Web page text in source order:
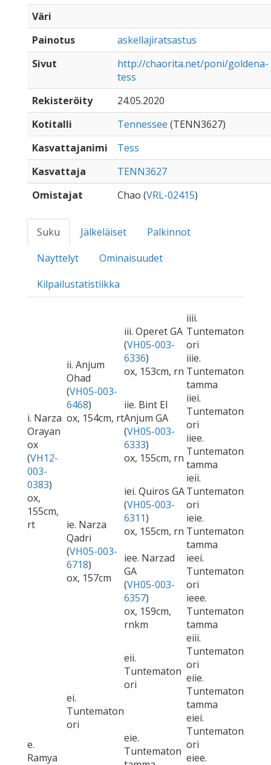
Väri
Painotus
askellajiratsastus
Sivut
http://chaorita.net/poni/goldena-
tess
Rekisteröity
24.05.2020
Kotitalli
Tennessee (TENN3627)
Kasvattajanimi
Tess
Kasvattaja
TENN3627
Omistajat
Chao (VRL-02415)
Suku Jälkeläiset
Palkinnot
Näyttelyt
Ominaisuudet
Kilpailustatistiikka
i. Narza
Orayan
ox
(VH12-
003-
0383)
ox,
155cm,
rt
ii. Anjum
Ohad
(VH05-003-
6468)
ox, 154cm, rt
iii. Operet GA
(VH05-003-
6336)
ox, 153cm, rn
iiii.
Tuntematon
ori
iiie.
Tuntematon
tamma
iie. Bint El
Anjum GA
(VH05-003-
6333)
ox, 155cm, rn
iiei.
Tuntematon
ori
iiee.
Tuntematon
tamma
ie. Narza
Qadri
(VH05-003-
6718)
ox, 157cm
iei. Quiros GA
(VH05-003-
6311)
ox, 155cm, rn
ieii.
Tuntematon
ori
ieie.
Tuntematon
tamma
iee. Narzad
GA
(VH05-003-
6357)
ox, 159cm,
rnkm
ieei.
Tuntematon
ori
ieee.
Tuntematon
tamma
e.
Ramya
ei.
Tuntematon
ori
eii.
Tuntematon
ori
eiii.
Tuntematon
ori
eiie.
Tuntematon
tamma
eie.
Tuntematon
eiei.
Tuntematon
ori
eiee.